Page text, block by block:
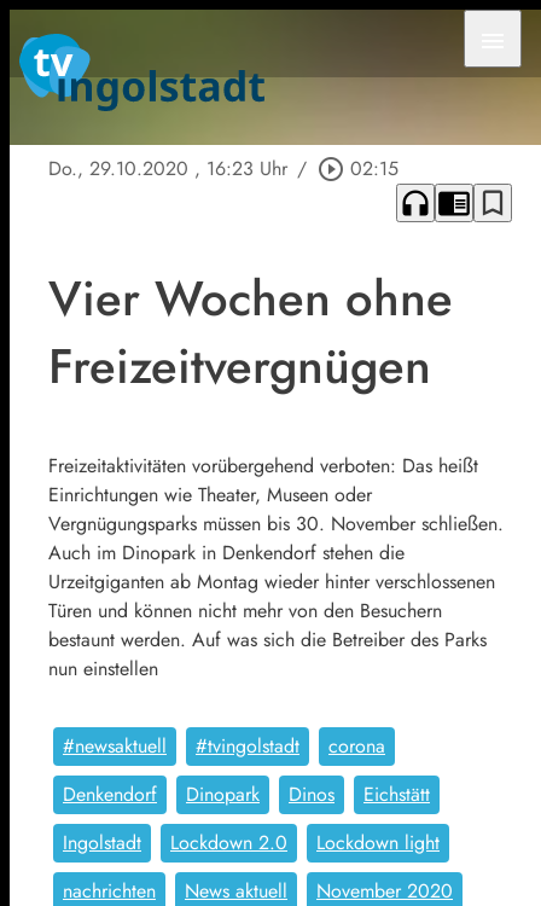
Do., 29.10.2020 , 16:23 Uhr / play_circle_outline 02:15
headphones chrome_reader_mode bookmark_border
Vier Wochen ohne
Freizeitvergnügen
Freizeitaktivitäten vorübergehend verboten: Das heißt
Einrichtungen wie Theater, Museen oder
Vergnügungsparks müssen bis 30. November schließen.
Auch im Dinopark in Denkendorf stehen die
Urzeitgiganten ab Montag wieder hinter verschlossenen
Türen und können nicht mehr von den Besuchern
bestaunt werden. Auf was sich die Betreiber des Parks
nun einstellen
#newsaktuell #tvingolstadt
corona
Denkendorf
Dinopark Dinos
Eichstätt
Ingolstadt
Lockdown 2.0
Lockdown light
nachrichten
News aktuell
November 2020